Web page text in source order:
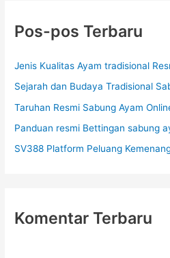
n
u
k
:
Pos-pos Terbaru
Jenis Kualitas Ayam tradisional
Sejarah dan Budaya Tradisional
Taruhan Resmi Sabung Ayam
Panduan resmi Bettingan sabung
SV388 Platform Peluang
Komentar Terbaru